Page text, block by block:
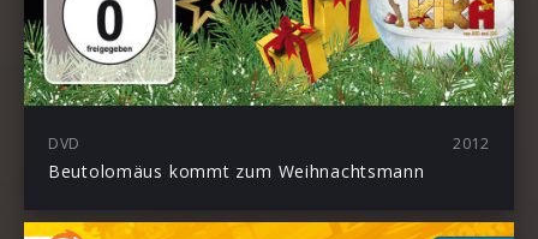
DVD 2012
Beutolomäus kommt zum Weihnachtsmann